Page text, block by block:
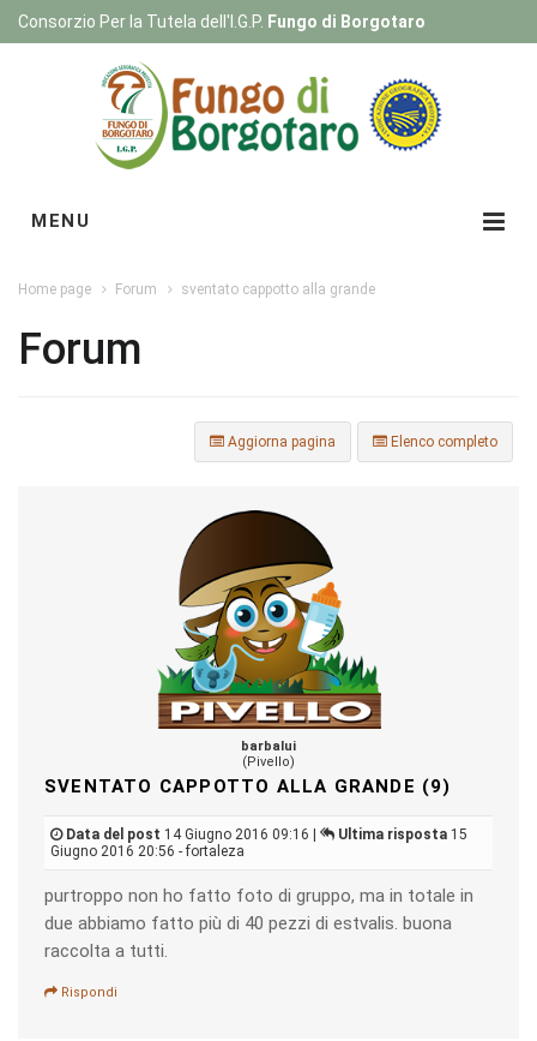
Consorzio Per la Tutela dell'I.G.P. Fungo di Borgotaro
MENU
Home page Forum sventato cappotto alla grande
Forum
Elenco completo
Aggiorna pagina
barbalui
(Pivello)
SVENTATO CAPPOTTO ALLA GRANDE (9)
Data del post 14 Giugno 2016 09:16 | Ultima risposta 15
Giugno 2016 20:56 - fortaleza
purtroppo non ho fatto foto di gruppo, ma in totale in
due abbiamo fatto più di 40 pezzi di estvalis. buona
raccolta a tutti.
Rispondi